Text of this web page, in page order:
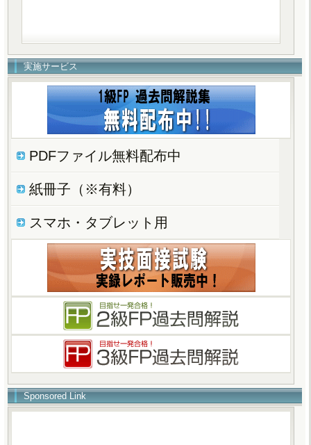
実施サービス
PDFファイル無料配布中
紙冊子（※有料）
スマホ・タブレット用
Sponsored Link